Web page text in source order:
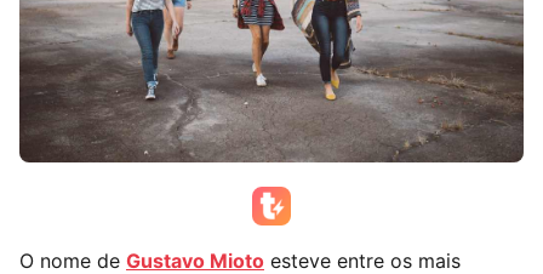
O nome de Gustavo Mioto esteve entre os mais